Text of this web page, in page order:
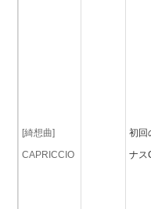
[綺想曲]
CAPRICCIO
初回
ナス